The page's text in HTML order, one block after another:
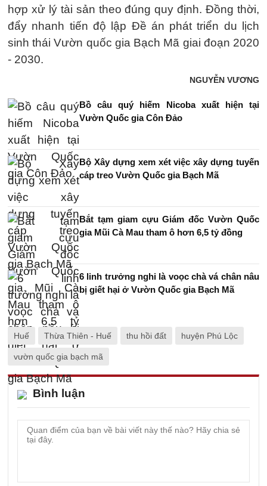
hợp xử lý tài sản theo đúng quy định. Đồng thời,
đẩy nhanh tiến độ lập Đề án phát triển du lịch
sinh thái Vườn quốc gia Bạch Mã giai đoạn 2020
- 2030.
NGUYỄN VƯƠNG
Bồ câu quý hiếm Nicoba xuất hiện tại
Vườn Quốc gia Côn Đảo
Bộ Xây dựng xem xét việc xây dựng tuyến
cáp treo Vườn Quốc gia Bạch Mã
Bắt tạm giam cựu Giám đốc Vườn Quốc
gia Mũi Cà Mau tham ô hơn 6,5 tỷ đồng
6 linh trưởng nghi là voọc chà vá chân nâu
bị giết hại ở Vườn Quốc gia Bạch Mã
Huế Thừa Thiên - Huế thu hồi đất huyện Phú Lộc
vườn quốc gia bạch mã
Bình luận